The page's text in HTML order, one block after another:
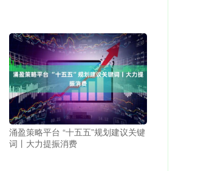
涌盈策略平台 “十五五”规划建议关键
词丨大力提振消费